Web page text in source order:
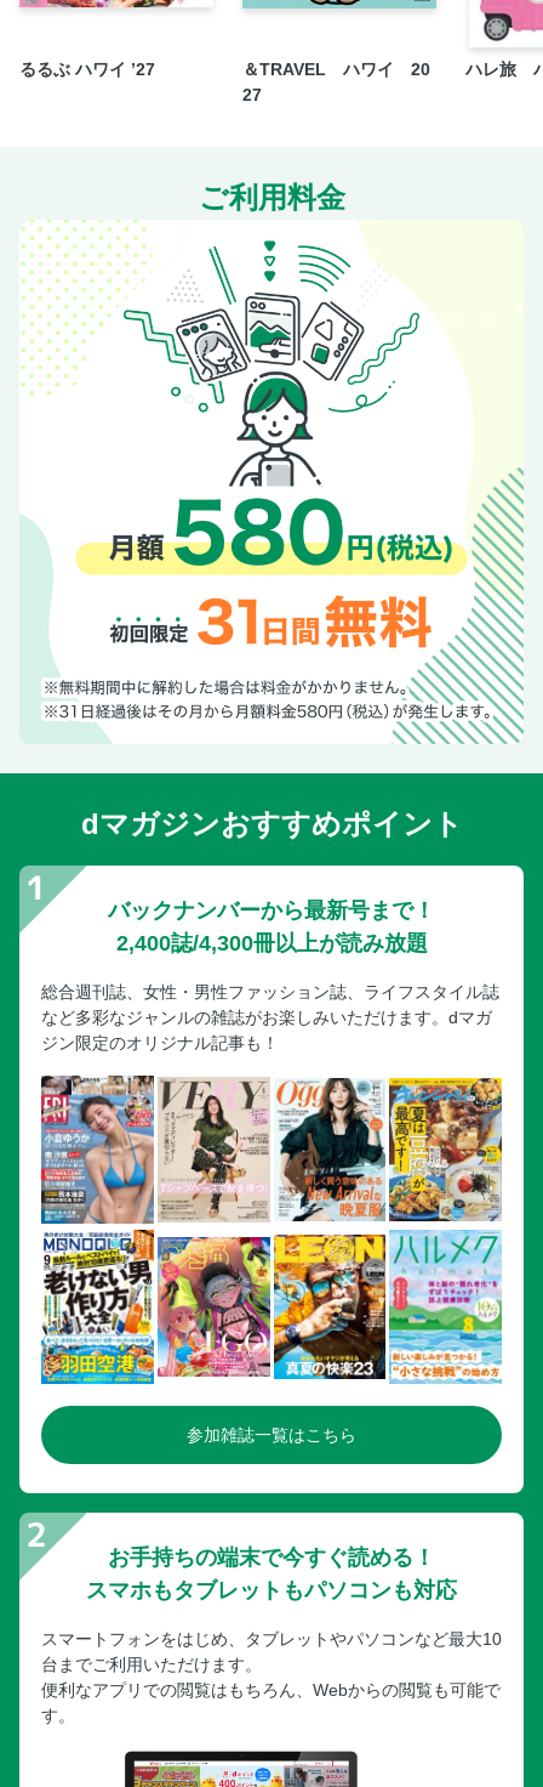
ジョッド・フェアーズ／ジョッド・フェアーズへGO！
ローカルマーケット／ローカルマーケットで冒険気分
巨大ランドマーク／アイコンサイアムを楽しみ尽くす！
寺院のお参りのしかた
やりたいこと
知っておきたいこと7
エレファントライド／エレファントライドにトライ！
トゥクトゥク／トゥクトゥクで爽快ドライブ
リバーボート／リバーサイドをボートでめぐる
パワスポめぐり／街なかパワースポットで運気UP
ムエタイ体験／本場でムエタイを体験してみる！
ワット・ポーで早朝ヨガ
おいしいもの
知っておきたいこと13
トムヤムクン／最強トムヤムクンはコレだ！
タイカレー／奥深きタイカレーの世界へ
ご飯もの／絶品カオマンガイ
ご飯もの／お手軽ガパオライスで満腹
麺もの／BESTパッタイを探せ！
麺もの／タイヌードルを制覇！
奮発グルメ／一度は行きたいハイエンドレストラン
奮発グルメ／邸宅レストランで至福時間
奮発グルメ／タイスキが食べたい！
奮発グルメ／名物シーフードに大満足
大衆グルメ／使い勝手！フードコート
大衆グルメ／屋台街の安うまグルメ
大衆グルメ／タイ地方料理の人気店
南国スイーツ／マンゴースイーツにロックオン！
南国スイーツ／ひんやりデザートでクールダウン
カフェタイム／ご褒美アフタヌーンティー
カフェタイム／イマドキカフェでまったり
カフェタイム／映えドリンクを発見！
タイのフルーツ
おかいもの
知っておきたいこと13
ジム・トンプソン／ジム・トンプソン本店へ
クラフト＆雑貨／タイクラフトにひとめぼれ
クラフト＆雑貨／タイ雑貨をGet！
ショッピングセンター／サイアム・パラゴンをチェック
ショッピングセンター／ショッピングセンター8選
ウィークエンド・マーケット／ウィークエンド・マーケット
でまとめ買い
スーパーマーケット／スーパーでグルメみやげを調達
夜あそび
知っておきたいこと10
ルーフトップバー／ルーフトップバーで乾杯！
クラフトビール＆バー／クラフトビールでほろ酔い気分
るるぶ ハワイ ’27
＆TRAVEL ハワイ 20
27
ハレ旅
ご利用料金
dマガジンおすすめポイント
バックナンバーから最新号まで！
2,400誌/4,300冊以上が読み放題
総合週刊誌、女性・男性ファッション誌、ライフスタイル誌
など多彩なジャンルの雑誌がお楽しみいただけます。dマガ
ジン限定のオリジナル記事も！
参加雑誌一覧はこちら
お手持ちの端末で今すぐ読める！
スマホもタブレットもパソコンも対応
スマートフォンをはじめ、タブレットやパソコンなど最大10
台までご利用いただけます。
便利なアプリでの閲覧はもちろん、Webからの閲覧も可能で
す。